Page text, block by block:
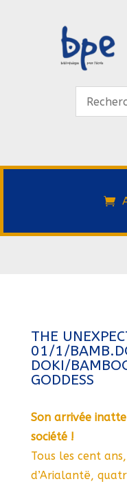
THE
01/1/
DOKI/
GODDESS
Son arrivée
société !
Tous les cent
d’Arialantë,